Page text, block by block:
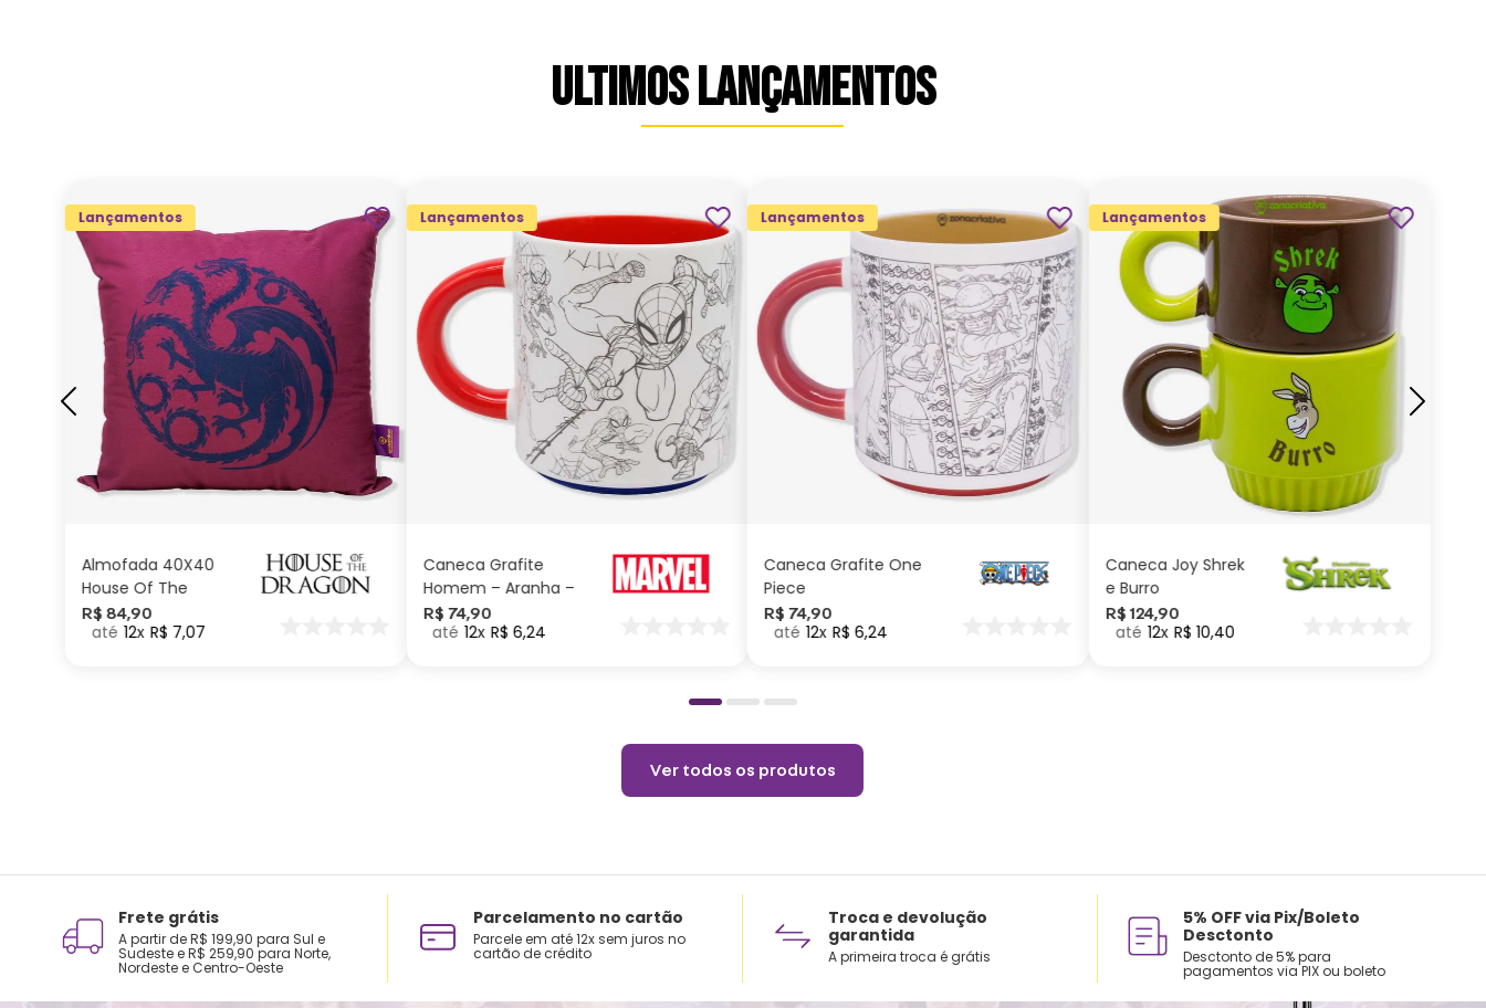
ULTIMOS LANÇAMENTOS
Lançamentos
Almofada 40X40
House Of The
Dragon
R$ 84,90
12 R$ 7,07
ADICIONAR AO
Lançamentos
Caneca Grafite
Homem – Aranha –
Marvel
R$ 74,90
12 R$ 6,24
ADICIONAR AO
CARRINHO
Lançamentos
Caneca Grafite One
Piece
R$ 74,90
12 R$ 6,24
ADICIONAR AO
CARRINHO
Lançamentos
Caneca Joy Shrek
e Burro
R$ 124,90
12 R$ 10,40
ADICIONAR AO
CARRINHO
Ver todos os produtos
Frete grátis
A partir de R$ 199,90 para Sul e
Sudeste e R$ 259,90 para Norte,
Nordeste e Centro-Oeste
Parcelamento no cartão
Parcele em até 12x sem juros no
cartão de crédito
Troca e devolução
garantida
A primeira troca é grátis
5% OFF via Pix/Boleto
Desctonto
Desctonto de 5% para
pagamentos via PIX ou boleto